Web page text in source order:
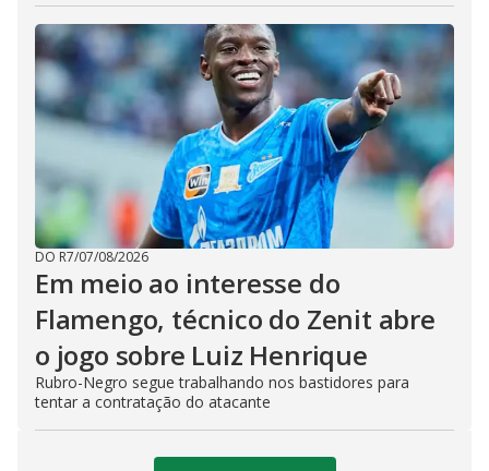
DO R7/07/08/2026
Em meio ao interesse do
Flamengo, técnico do Zenit abre
o jogo sobre Luiz Henrique
Rubro-Negro segue trabalhando nos bastidores para
tentar a contratação do atacante